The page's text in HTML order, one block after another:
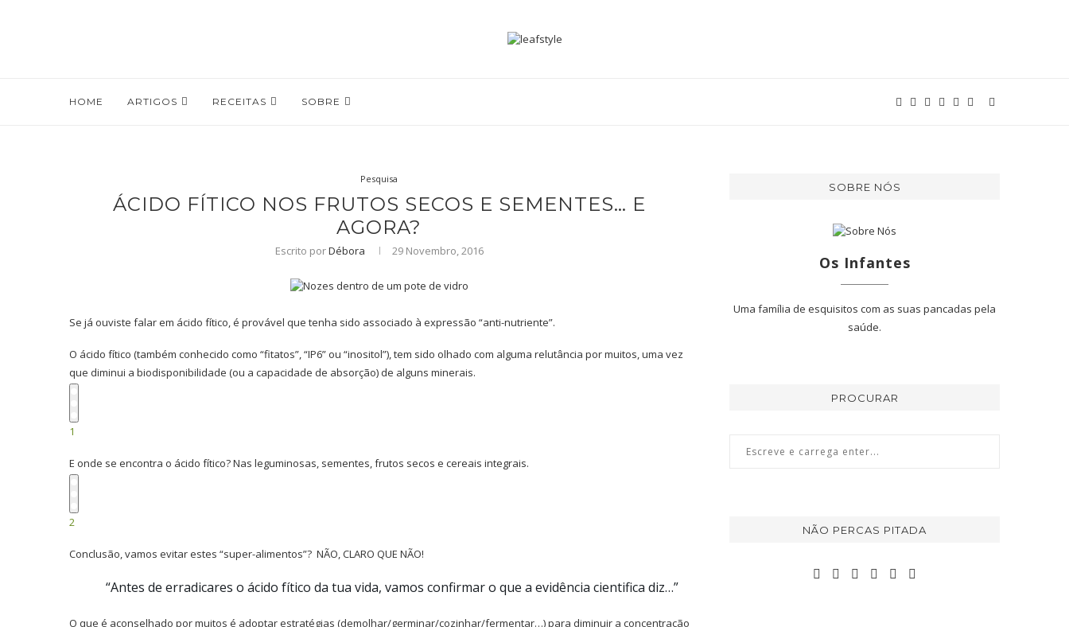
HOME ARTIGOS RECEITAS SOBRE
Pesquisa
ÁCIDO FÍTICO NOS FRUTOS SECOS E SEMENTES… E
AGORA?
Escrito porDébora 29 Novembro, 2016
Se já ouviste falar em ácido fítico, é provável que tenha sido associado à expressão “anti-nutriente”.
O ácido fítico (também conhecido como “fitatos”, “IP6” ou “inositol”), tem sido olhado com alguma relutância por muitos, uma vez
que diminui a biodisponibilidade (ou a capacidade de absorção) de alguns minerais.
1
E onde se encontra o ácido fítico? Nas leguminosas, sementes, frutos secos e cereais integrais.
2
Conclusão, vamos evitar estes “super-alimentos”? NÃO, CLARO QUE NÃO!
“Antes de erradicares o ácido fítico da tua vida, vamos confirmar o que a evidência cientifica diz…”
O que é aconselhado por muitos é adoptar estratégias (demolhar/germinar/cozinhar/fermentar…) para diminuir a concentração
SOBRE NÓS
Os Infantes
Uma família de esquisitos com as suas pancadas pela
saúde.
PROCURAR
NÃO PERCAS PITADA